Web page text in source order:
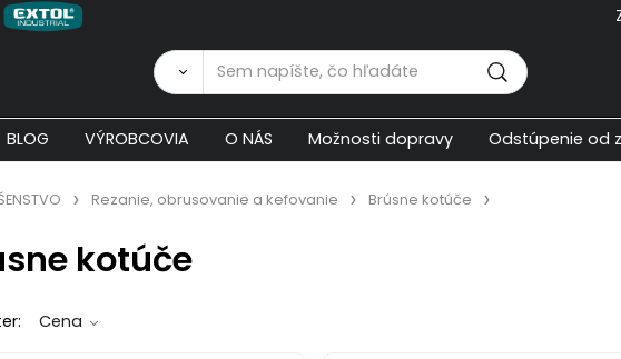
Zákaznícka
BLOG VÝROBCOVIA O NÁS Možnosti dopravy Odstúpenie od
Rezanie, obrusovanie a kefovanie Brúsne kotúče
kotúče
Cena